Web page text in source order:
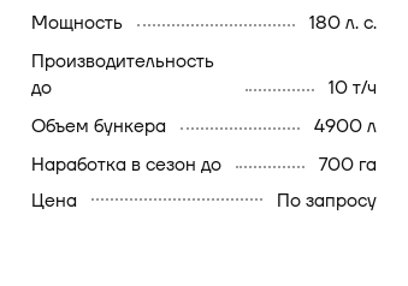
мощность
180 л. с.
производительность
до
10 т/ч
объем бункера
4900 л
наработка в сезон до
700 га
Цена
По запросу